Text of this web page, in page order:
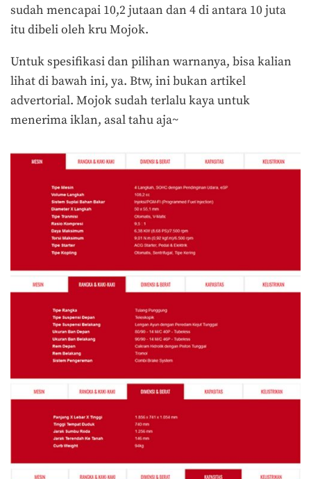
sudah mencapai 10,2 jutaan dan 4 di antara 10 juta
itu dibeli oleh kru Mojok.
Untuk spesifikasi dan pilihan warnanya, bisa kalian
lihat di bawah ini, ya. Btw, ini bukan artikel
advertorial. Mojok sudah terlalu kaya untuk
menerima iklan, asal tahu aja~